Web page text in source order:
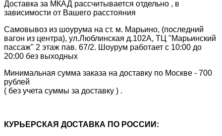
Доставка за МКАД рассчитывается отдельно , в
зависимости от Вашего расстояния
Самовывоз из шоурума на ст. м. Марьино, (последний
вагон из центра), ул.Люблинская д.102А, ТЦ "Марьинский
пассаж" 2 этаж пав. 67/2. Шоурум работает с 10:00 до
20:00 без выходных
Минимальная сумма заказа на доставку по Москве - 700
рублей
( без учета суммы за доставку ) .
КУРЬЕРСКАЯ ДОСТАВКА ПО РОССИИ: